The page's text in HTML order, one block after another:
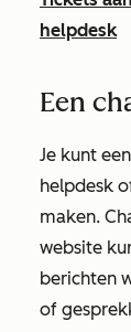
helpdesk
Een
Je kunt
helpdesk
maken.
website
berichten
of